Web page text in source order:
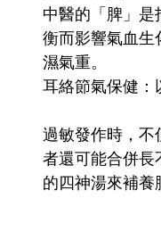
中醫的「脾」
衡而影響氣血生
濕氣重。
耳絡節氣保健：
過敏發作時，不
者還可能合併長
的四神湯來補養